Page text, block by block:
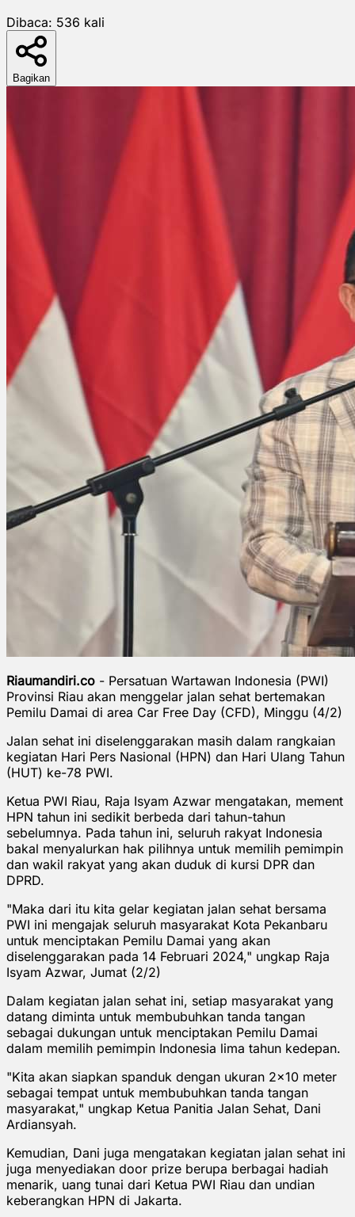
Dibaca: 536 kali
Bagikan
Riaumandiri.co - Persatuan Wartawan Indonesia (PWI)
Provinsi Riau akan menggelar jalan sehat bertemakan
Pemilu Damai di area Car Free Day (CFD), Minggu (4/2)
Jalan sehat ini diselenggarakan masih dalam rangkaian
kegiatan Hari Pers Nasional (HPN) dan Hari Ulang Tahun
(HUT) ke-78 PWI.
Ketua PWI Riau, Raja Isyam Azwar mengatakan, mement
HPN tahun ini sedikit berbeda dari tahun-tahun
sebelumnya. Pada tahun ini, seluruh rakyat Indonesia
bakal menyalurkan hak pilihnya untuk memilih pemimpin
dan wakil rakyat yang akan duduk di kursi DPR dan
DPRD.
"Maka dari itu kita gelar kegiatan jalan sehat bersama
PWI ini mengajak seluruh masyarakat Kota Pekanbaru
untuk menciptakan Pemilu Damai yang akan
diselenggarakan pada 14 Februari 2024," ungkap Raja
Isyam Azwar, Jumat (2/2)
Dalam kegiatan jalan sehat ini, setiap masyarakat yang
datang diminta untuk membubuhkan tanda tangan
sebagai dukungan untuk menciptakan Pemilu Damai
dalam memilih pemimpin Indonesia lima tahun kedepan.
"Kita akan siapkan spanduk dengan ukuran 2x10 meter
sebagai tempat untuk membubuhkan tanda tangan
masyarakat," ungkap Ketua Panitia Jalan Sehat, Dani
Ardiansyah.
Kemudian, Dani juga mengatakan kegiatan jalan sehat ini
juga menyediakan door prize berupa berbagai hadiah
menarik, uang tunai dari Ketua PWI Riau dan undian
keberangkan HPN di Jakarta.